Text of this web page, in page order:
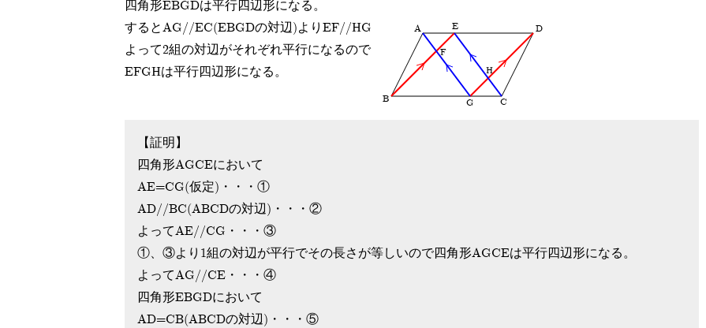
四角形EBGDは平行四辺形になる。
するとAG//EC(EBGDの対辺)よりEF//HG
よって2組の対辺がそれぞれ平行になるので
EFGHは平行四辺形になる。
A
B C
D
E
F
G
H
【証明】
四角形AGCEにおいて
AE=CG(仮定)・・・①
AD//BC(ABCDの対辺)・・・②
よってAE//CG・・・③
①、③より1組の対辺が平行でその長さが等しいので四角形AGCEは平行四辺形になる。
よってAG//CE・・・④
四角形EBGDにおいて
AD=CB(ABCDの対辺)・・・⑤